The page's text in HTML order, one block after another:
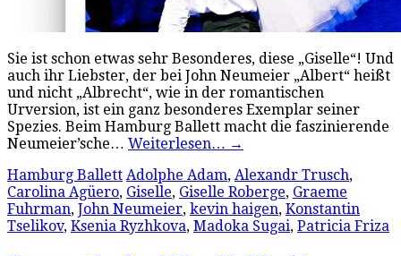
Sie ist schon etwas sehr Besonderes, diese „Giselle“! Und
auch ihr Liebster, der bei John Neumeier „Albert“ heißt
und nicht „Albrecht“, wie in der romantischen
Urversion, ist ein ganz besonderes Exemplar seiner
Spezies. Beim Hamburg Ballett macht die faszinierende
Neumeier’sche… Weiterlesen… →
Hamburg Ballett Adolphe Adam, Alexandr Trusch,
Carolina Agüero, Giselle, Giselle Roberge, Graeme
Fuhrman, John Neumeier, kevin haigen, Konstantin
Tselikov, Ksenia Ryzhkova, Madoka Sugai, Patricia Friza